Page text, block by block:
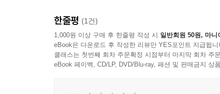
한줄평 (1건)
1,000원 이상 구매 후 한줄평 작성 시 일반회원 50원, 마니
eBook은 다운로드 후 작성한 리뷰만 YES포인트 지급됩니
클래스는 첫번째 회차 주문확정 시점부터 마지막 회차 주
eBook 페이백, CD/LP, DVD/Blu-ray, 패션 및 판매금지 상